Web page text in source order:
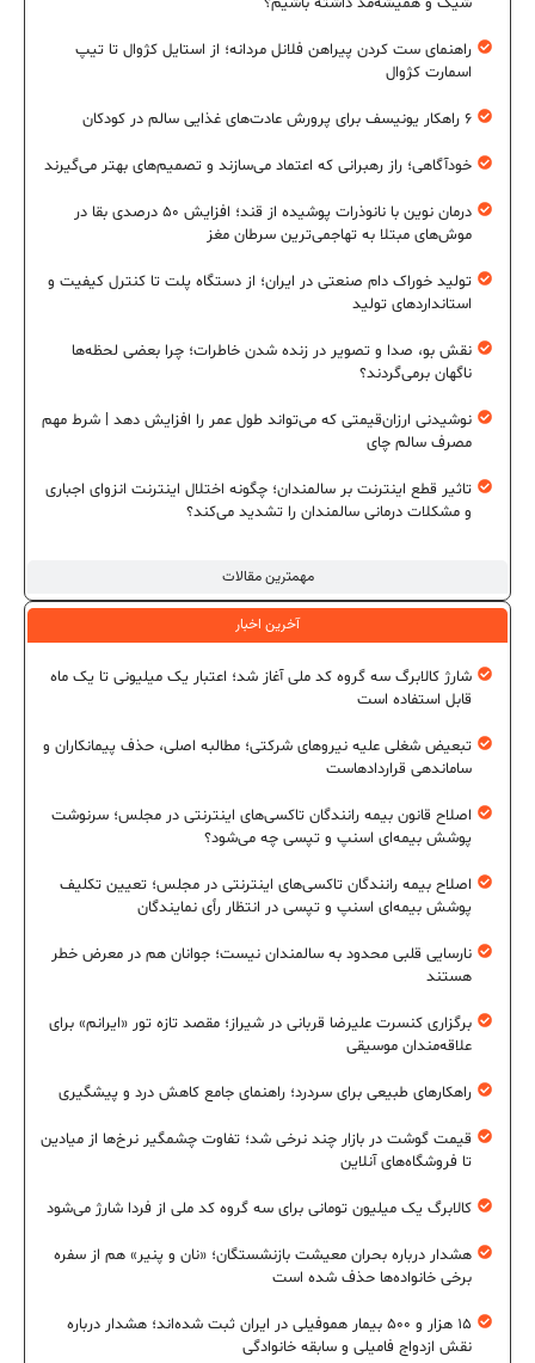
مهمترین مقالات
راهنمای ست کردن پیراهن فلانل مردانه؛ از استایل کژوال تا تیپ
اسمارت کژوال
۶ راهکار یونیسف برای پرورش عادت‌های غذایی سالم در کودکان
خودآگاهی؛ راز رهبرانی که اعتماد می‌سازند و تصمیم‌های بهتر می‌گیرند
درمان نوین با نانوذرات پوشیده از قند؛ افزایش ۵۰ درصدی بقا در
موش‌های مبتلا به تهاجمی‌ترین سرطان مغز
تولید خوراک دام صنعتی در ایران؛ از دستگاه پلت تا کنترل کیفیت و
استانداردهای تولید
نقش بو، صدا و تصویر در زنده شدن خاطرات؛ چرا بعضی لحظه‌ها
ناگهان برمی‌گردند؟
نوشیدنی ارزان‌قیمتی که می‌تواند طول عمر را افزایش دهد | شرط مهم
مصرف سالم چای
تاثیر قطع اینترنت بر سالمندان؛ چگونه اختلال اینترنت انزوای اجباری
و مشکلات درمانی سالمندان را تشدید می‌کند؟
آخرین اخبار
شارژ کالابرگ سه گروه کد ملی آغاز شد؛ اعتبار یک میلیونی تا یک ماه
قابل استفاده است
تبعیض شغلی علیه نیروهای شرکتی؛ مطالبه اصلی، حذف پیمانکاران و
ساماندهی قراردادهاست
اصلاح قانون بیمه رانندگان تاکسی‌های اینترنتی در مجلس؛ سرنوشت
پوشش بیمه‌ای اسنپ و تپسی چه می‌شود؟
اصلاح بیمه رانندگان تاکسی‌های اینترنتی در مجلس؛ تعیین تکلیف
پوشش بیمه‌ای اسنپ و تپسی در انتظار رأی نمایندگان
نارسایی قلبی محدود به سالمندان نیست؛ جوانان هم در معرض خطر
هستند
برگزاری کنسرت علیرضا قربانی در شیراز؛ مقصد تازه تور «ایرانم» برای
علاقه‌مندان موسیقی
راهکارهای طبیعی برای سردرد؛ راهنمای جامع کاهش درد و پیشگیری
قیمت گوشت در بازار چند نرخی شد؛ تفاوت چشمگیر نرخ‌ها از میادین
تا فروشگاه‌های آنلاین
کالابرگ یک میلیون تومانی برای سه گروه کد ملی از فردا شارژ می‌شود
هشدار درباره بحران معیشت بازنشستگان؛ «نان و پنیر» هم از سفره
برخی خانواده‌ها حذف شده است
۱۵ هزار و ۵۰۰ بیمار هموفیلی در ایران ثبت شده‌اند؛ هشدار درباره
نقش ازدواج فامیلی و سابقه خانوادگی